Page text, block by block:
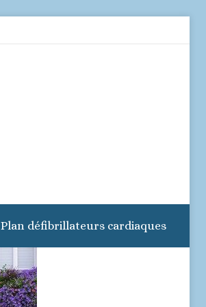
Plan défibrillateurs cardiaques